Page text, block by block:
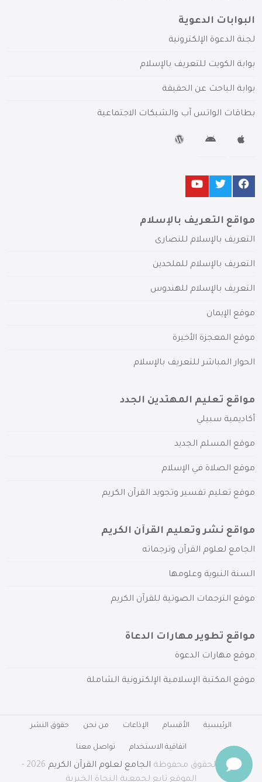
البوابات الدعوية
لجنة الدعوة الإلكترونية
بوابة الكويت للتعريف بالإسلام
بوابة الباحث عن الحقيقة
بطاقات الواتس آب والشبكات الاجتماعية
مواقع التعريف بالإسلام
التعريف بالإسلام للنصارى
التعريف بالإسلام للملحدين
التعريف بالإسلام للهندوس
موقع الإيمان
موقع المعجزة الأخيرة
الحوار المباشر للتعريف بالإسلام
مواقع تعليم المهتدين الجدد
أكاديمية سبيلي
موقع المسلم الجديد
موقع الصلاة في الإسلام
موقع تعليم تفسير وتجويد القرآن الكريم
مواقع نشر وتعليم القرآن الكريم
الجامع لعلوم القرآن وترجماته
السنة النبوية وعلومها
موقع الترجمات الصوتية للقرآن الكريم
مواقع تطوير مهارات الدعاة
موقع مهارات الدعوة
موقع المكتبة الإسلامية الإلكترونية الشاملة
الرئيسية الأقسام الإذاعات من نحن حقوق النشر
اتفاقية الاستخدام تواصل معنا
جميع الحقوق محفوظة الجامع لعلوم القرآن الكريم
2026 -
الموقع تابع لجمعية النجاة الخيرية